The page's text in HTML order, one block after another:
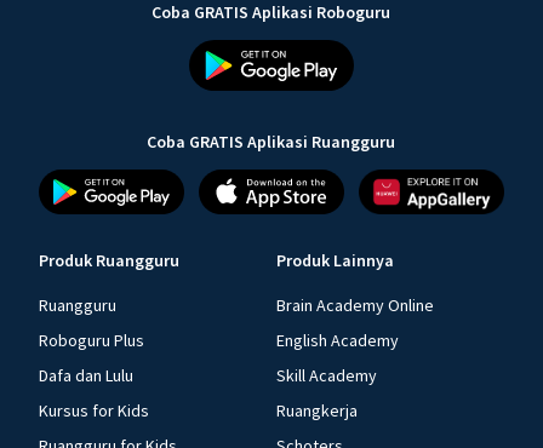
Coba GRATIS Aplikasi Roboguru
Coba GRATIS Aplikasi Ruangguru
Produk Ruangguru
Ruangguru
Roboguru Plus
Dafa dan Lulu
Kursus for Kids
Produk Lainnya
Brain Academy Online
English Academy
Skill Academy
Ruangkerja